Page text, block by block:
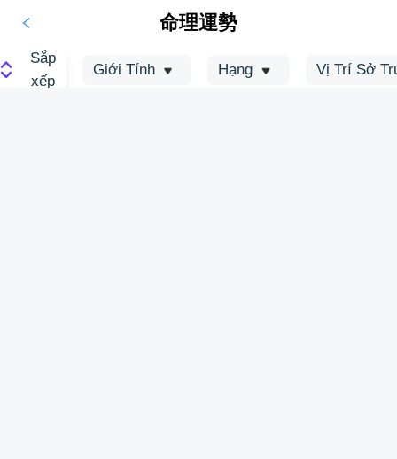
命理運勢
Sắp
xếp
Giới Tính Hạng Vị Trí Sở